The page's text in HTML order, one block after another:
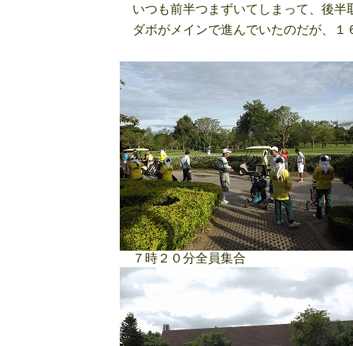
いつも前半つまずいてしまって、後半
ダボがメインで進んでいたのだが、
７時２０分全員集合